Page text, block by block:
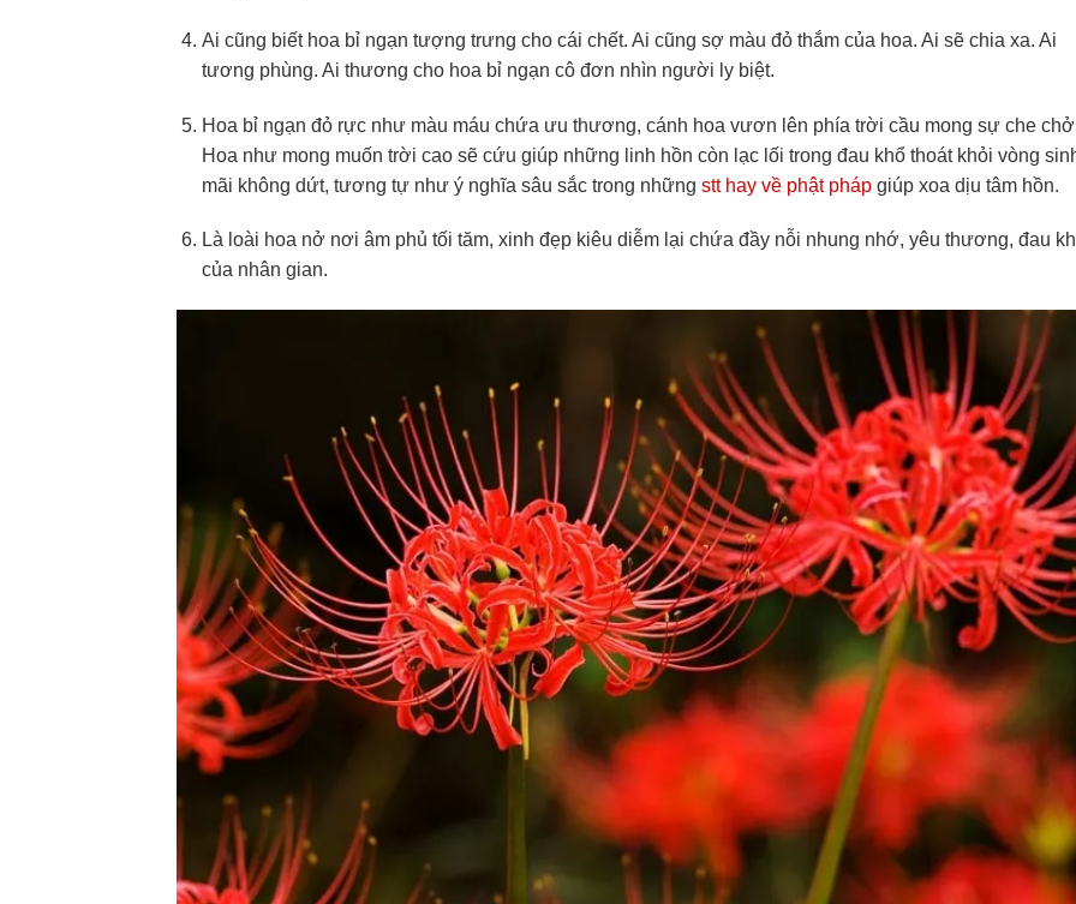
Ai cũng biết hoa bỉ ngạn tượng trưng cho cái chết. Ai cũng sợ màu đỏ thắm của hoa. Ai sẽ chia xa. Ai
tương phùng. Ai thương cho hoa bỉ ngạn cô đơn nhìn người ly biệt.
Hoa bỉ ngạn đỏ rực như màu máu chứa ưu thương, cánh hoa vươn lên phía trời cầu mong sự che
Hoa như mong muốn trời cao sẽ cứu giúp những linh hồn còn lạc lối trong đau khổ thoát khỏi vòng
mãi không dứt, tương tự như ý nghĩa sâu sắc trong những stt hay về phật phápgiúp xoa dịu tâm hồn.
Là loài hoa nở nơi âm phủ tối tăm, xinh đẹp kiêu diễm lại chứa đầy nỗi nhung nhớ, yêu thương, đau
của nhân gian.